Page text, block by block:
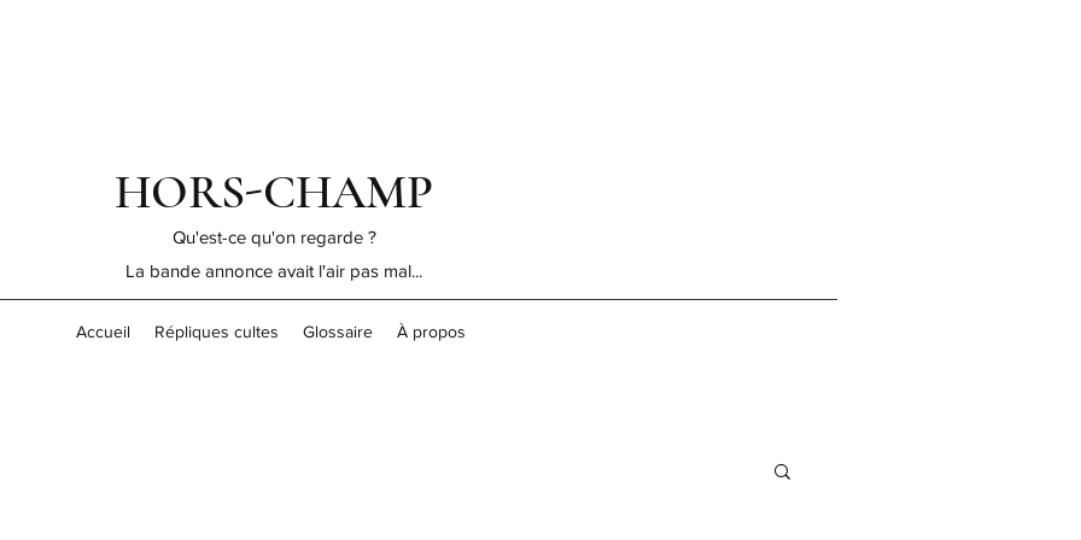
HORS-CHAMP
Qu'est-ce qu'on regarde ?
La bande annonce avait l'air pas mal...
Accueil Répliques cultes Glossaire À propos